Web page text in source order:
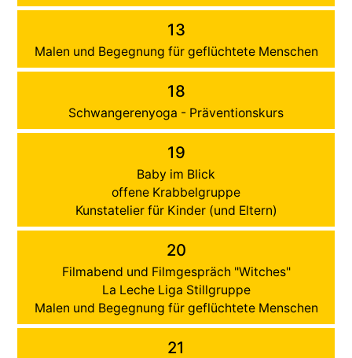
13
Malen und Begegnung für geflüchtete Menschen
18
Schwangerenyoga - Präventionskurs
19
Baby im Blick
offene Krabbelgruppe
Kunstatelier für Kinder (und Eltern)
20
Filmabend und Filmgespräch "Witches"
La Leche Liga Stillgruppe
Malen und Begegnung für geflüchtete Menschen
21